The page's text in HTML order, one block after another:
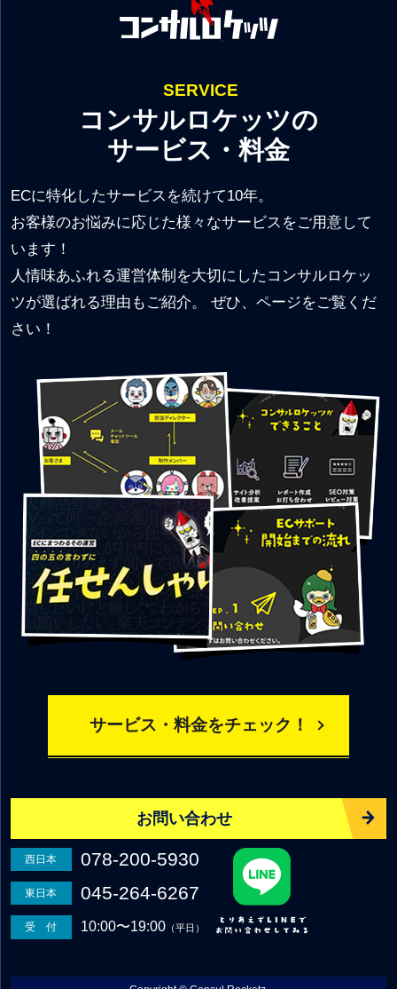
SERVICE
コンサルロケッツの
サービス・料金
ECに特化したサービスを続けて10年。
お客様のお悩みに応じた様々なサービスをご用意して
います！
人情味あふれる運営体制を大切にしたコンサルロケッ
ツが選ばれる理由もご紹介。 ぜひ、ページをご覧くだ
さい！
サービス・料金をチェック！
お問い合わせ
西日本 078-200-5930
東日本 045-264-6267
受 付 10:00〜19:00（平日）